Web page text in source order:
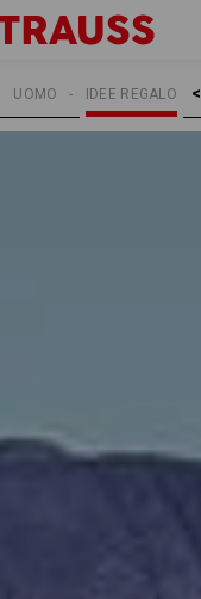
IDEE REGALO
UOMO